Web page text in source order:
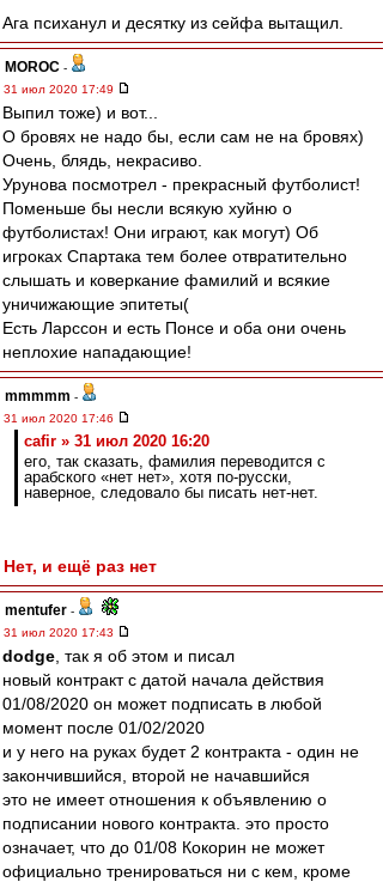
Ага психанул и десятку из сейфа вытащил.
MOROC -
31 июл 2020 17:49
Выпил тоже) и вот...
О бровях не надо бы, если сам не на бровях)
Очень, блядь, некрасиво.
Урунова посмотрел - прекрасный футболист!
Поменьше бы несли всякую хуйню о
футболистах! Они играют, как могут) Об
игроках Спартака тем более отвратительно
слышать и коверкание фамилий и всякие
уничижающие эпитеты(
Есть Ларссон и есть Понсе и оба они очень
неплохие нападающие!
mmmmm -
31 июл 2020 17:46
cafir » 31 июл 2020 16:20
его, так сказать, фамилия переводится с
арабского «нет нет», хотя по-русски,
наверное, следовало бы писать нет-нет.
Нет, и ещё раз нет
mentufer -
31 июл 2020 17:43
dodge , так я об этом и писал
новый контракт с датой начала действия
01/08/2020 он может подписать в любой
момент после 01/02/2020
и у него на руках будет 2 контракта - один не
закончившийся, второй не начавшийся
это не имеет отношения к объявлению о
подписании нового контракта. это просто
означает, что до 01/08 Кокорин не может
официально тренироваться ни с кем, кроме